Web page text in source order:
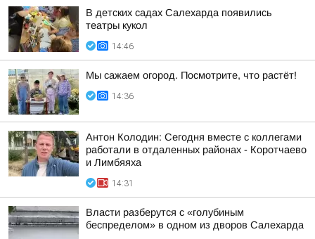
В детских садах Салехарда появились
театры кукол
14:46
Мы сажаем огород. Посмотрите, что растёт!
14:36
Антон Колодин: Сегодня вместе с коллегами
работали в отдаленных районах - Коротчаево
и Лимбяяха
14:31
Власти разберутся с «голубиным
беспределом» в одном из дворов Салехарда